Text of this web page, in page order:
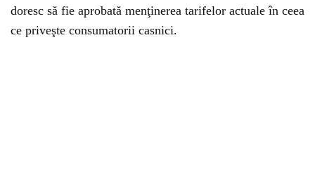
doresc să fie aprobată menţinerea tarifelor actuale în ceea
ce priveşte consumatorii casnici.